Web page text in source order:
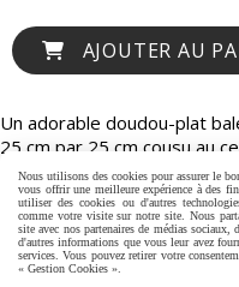
AJOUTER AU
Un adorable doudou-plat
25 cm par 25 cm cousu au
personnalisation possible
MENTIONS LÉGALES
Nous utilisons des cookies pour assurer le
vous offrir une meilleure expérience à des
utiliser des cookies ou d'autres
comme votre visite sur notre site. Nous
site avec nos partenaires de médias
d'autres informations que vous leur avez
services. Vous pouvez retirer votre
« Gestion Cookies ».